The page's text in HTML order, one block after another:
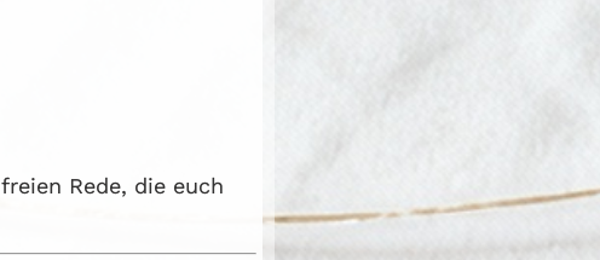
Rede, die euch